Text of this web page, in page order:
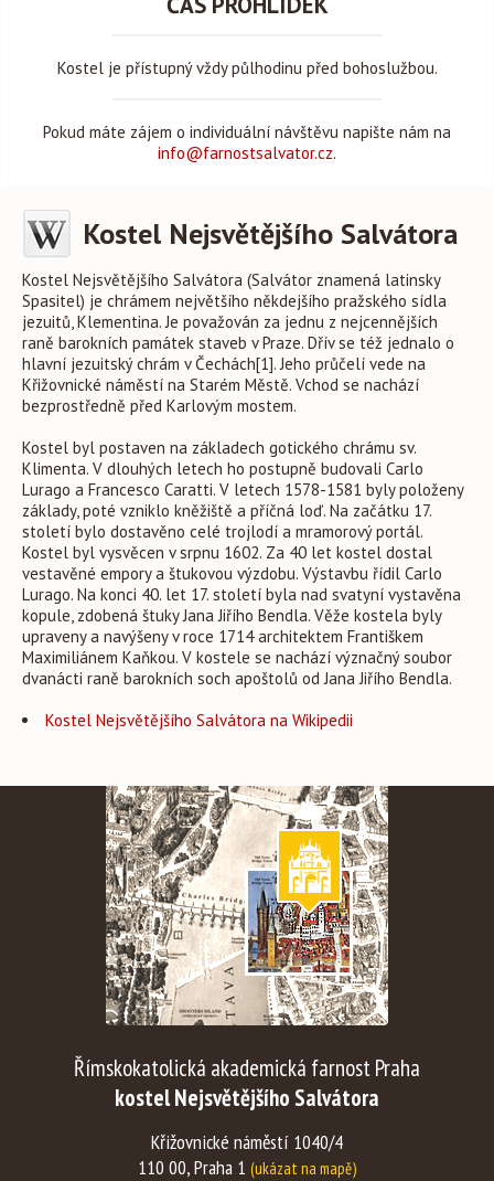
Kostel je přístupný vždy půlhodinu před bohoslužbou.
Pokud máte zájem o individuální návštěvu napište nám na
info@farnostsalvator.cz.
Kostel Nejsvětějšího Salvátora
Kostel Nejsvětějšího Salvátora (Salvátor znamená latinsky
Spasitel) je chrámem největšího někdejšího pražského sídla
jezuitů, Klementina. Je považován za jednu z nejcennějších
raně barokních památek staveb v Praze. Dřív se též jednalo o
hlavní jezuitský chrám v Čechách[1]. Jeho průčelí vede na
Křižovnické náměstí na Starém Městě. Vchod se nachází
bezprostředně před Karlovým mostem.
Kostel byl postaven na základech gotického chrámu sv.
Klimenta. V dlouhých letech ho postupně budovali Carlo
Lurago a Francesco Caratti. V letech 1578-1581 byly položeny
základy, poté vzniklo kněžiště a příčná loď. Na začátku 17.
století bylo dostavěno celé trojlodí a mramorový portál.
Kostel byl vysvěcen v srpnu 1602. Za 40 let kostel dostal
vestavěné empory a štukovou výzdobu. Výstavbu řídil Carlo
Lurago. Na konci 40. let 17. století byla nad svatyní vystavěna
kopule, zdobená štuky Jana Jiřího Bendla. Věže kostela byly
upraveny a navýšeny v roce 1714 architektem Františkem
Maximiliánem Kaňkou. V kostele se nachází význačný soubor
dvanácti raně barokních soch apoštolů od Jana Jiřího Bendla.
Kostel Nejsvětějšího Salvátora na Wikipedii
Římskokatolická akademická farnost Praha
kostel Nejsvětějšího Salvátora
Křižovnické náměstí 1040/4
110 00, Praha 1 (ukázat na mapě)